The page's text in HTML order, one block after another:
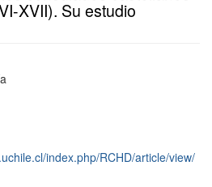
XVII). Su estudio
index.php/RCHD/article/view/